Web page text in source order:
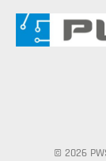
© 2026